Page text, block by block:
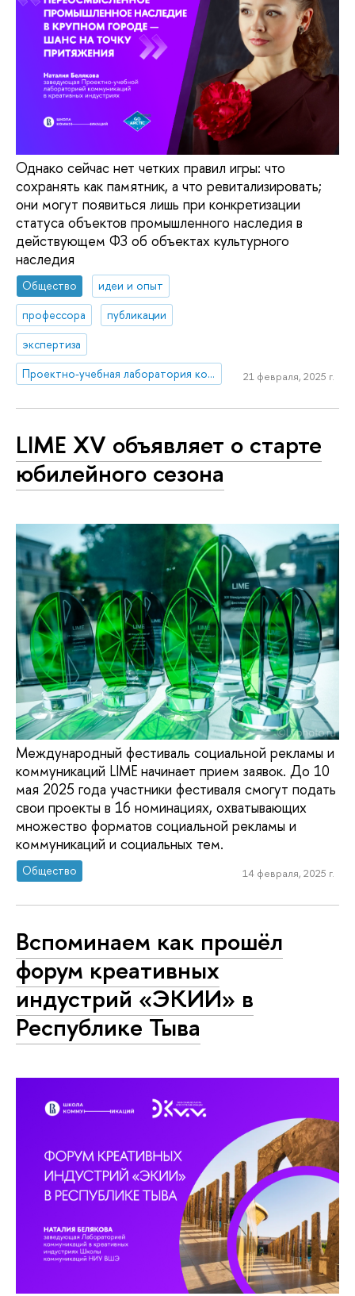
Однако сейчас нет четких правил игры: что
сохранять как памятник, а что ревитализировать;
они могут появиться лишь при конкретизации
статуса объектов промышленного наследия в
действующем ФЗ об объектах культурного
наследия
Общество
идеи и опыт
профессора
публикации
экспертиза
Проектно-учебная лаборатория коммуникаций в креативных индустриях
21 февраля, 2025 г.
LIME XV объявляет о старте
юбилейного сезона
Международный фестиваль социальной рекламы и
коммуникаций LIME начинает прием заявок. До 10
мая 2025 года участники фестиваля смогут подать
свои проекты в 16 номинациях, охватывающих
множество форматов социальной рекламы и
коммуникаций и социальных тем.
Общество 14 февраля, 2025 г.
Вспоминаем как прошёл
форум креативных
индустрий «ЭКИИ» в
Республике Тыва